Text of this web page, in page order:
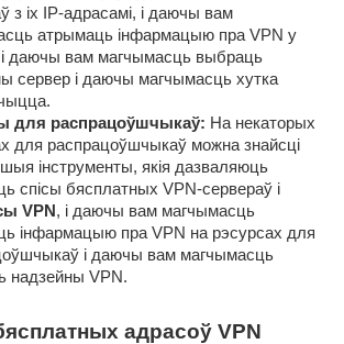
з іх IP-адрасамі, і даючы вам
атрымаць інфармацыю пра VPN у
і даючы вам магчымасць выбраць
сервер і даючы магчымасць хутка
для распрацоўшчыкаў: На некаторых
для распрацоўшчыкаў можна знайсці
інструменты, якія дазваляюць
спісы бясплатных VPN-сервераў і
VPN, і даючы вам магчымасць
інфармацыю пра VPN на рэсурсах для
і даючы вам магчымасць
надзейны VPN.
адрасоў VPN